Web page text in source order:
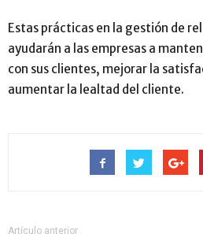
Estas prácticas en la gestión de
ayudarán a las empresas a
con sus clientes, mejorar la
aumentar la lealtad del cliente.
Artículo anterior